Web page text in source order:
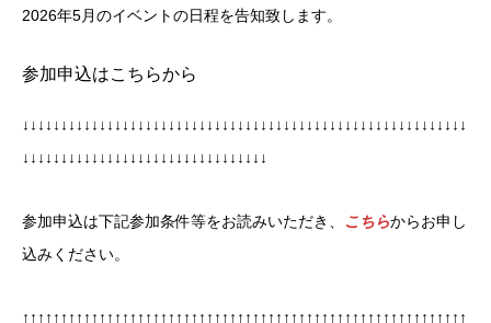
2026年5月のイベントの日程を告知致します。
参加申込はこちらから
↓↓↓↓↓↓↓↓↓↓↓↓↓↓↓↓↓↓↓↓↓↓↓↓↓↓↓↓↓↓↓↓↓↓↓↓↓↓↓↓↓↓↓↓↓↓↓↓↓↓↓↓↓↓↓↓↓↓
↓↓↓↓↓↓↓↓↓↓↓↓↓↓↓↓↓↓↓↓↓↓↓↓↓↓↓↓↓↓↓↓
参加申込は下記参加条件等をお読みいただき、 こちらからお申し
込みください。
↑↑↑↑↑↑↑↑↑↑↑↑↑↑↑↑↑↑↑↑↑↑↑↑↑↑↑↑↑↑↑↑↑↑↑↑↑↑↑↑↑↑↑↑↑↑↑↑↑↑↑↑↑↑↑↑↑↑